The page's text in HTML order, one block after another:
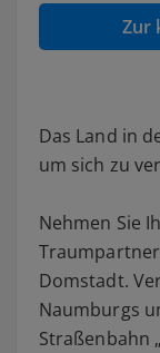
Zur
Das Land in
um sich zu
Nehmen Sie
Domstadt.
Naumburgs
Straßenbahn